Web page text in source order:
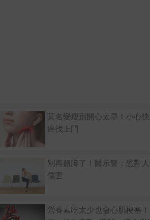
莫名變瘦別開心太早！小心
癌找上門
別再翹腳了！醫示警：恐對
傷害
營養素吃太少也會心肌梗塞